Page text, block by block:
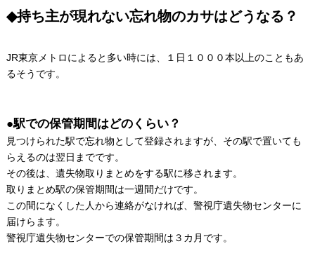
◆持ち主が現れない忘れ物のカサはどうなる？
JR東京メトロによると多い時には、１日１０００本以上のこともあ
るそうです。
●駅での保管期間はどのくらい？
見つけられた駅で忘れ物として登録されますが、その駅で置いても
らえるのは翌日までです。
その後は、遺失物取りまとめをする駅に移されます。
取りまとめ駅の保管期間は一週間だけです。
この間になくした人から連絡がなければ、警視庁遺失物センターに
届けらます。
警視庁遺失物センターでの保管期間は３カ月です。